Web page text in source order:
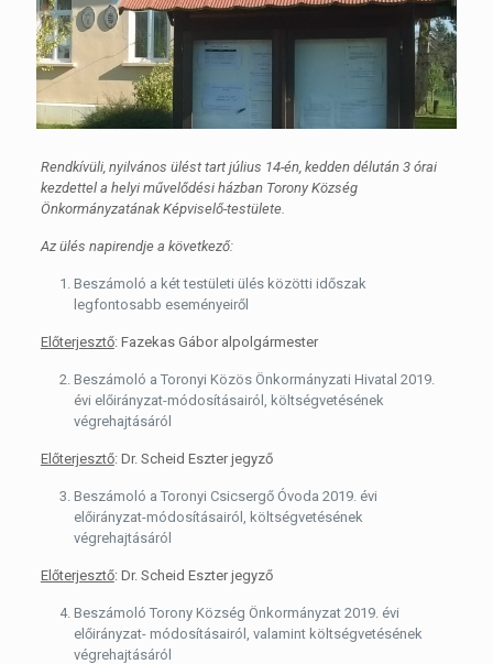
Rendkívüli, nyilvános ülést tart július 14-én, kedden délután 3 órai
kezdettel a helyi művelődési házban Torony Község
Önkormányzatának Képviselő-testülete.
Az ülés napirendje a következő:
Beszámoló a két testületi ülés közötti időszak
legfontosabb eseményeiről
Előterjesztő: Fazekas Gábor alpolgármester
Beszámoló a Toronyi Közös Önkormányzati Hivatal 2019.
évi előirányzat-módosításairól, költségvetésének
végrehajtásáról
Előterjesztő: Dr. Scheid Eszter jegyző
Beszámoló a Toronyi Csicsergő Óvoda 2019. évi
előirányzat-módosításairól, költségvetésének
végrehajtásáról
Előterjesztő: Dr. Scheid Eszter jegyző
Beszámoló Torony Község Önkormányzat 2019. évi
előirányzat- módosításairól, valamint költségvetésének
végrehajtásáról